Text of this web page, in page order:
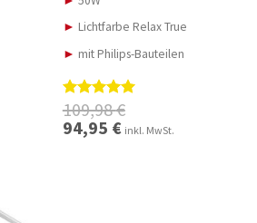
► Lichtfarbe Relax True
► mit Philips-Bauteilen
Bewertet
mit 5.00
von 5
109,98€
Ursprünglicher
Preis
94,95 €Aktueller
Preis
inkl. MwSt.